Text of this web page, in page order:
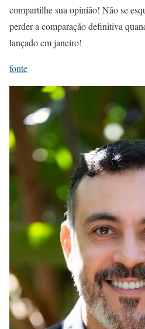
compartilhe sua opinião! Não se
perder a comparação definitiva
lançado em janeiro!
fonte